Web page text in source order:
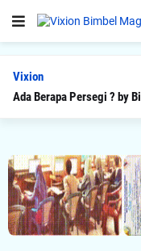
Vixion
Ada Berapa Persegi ? by